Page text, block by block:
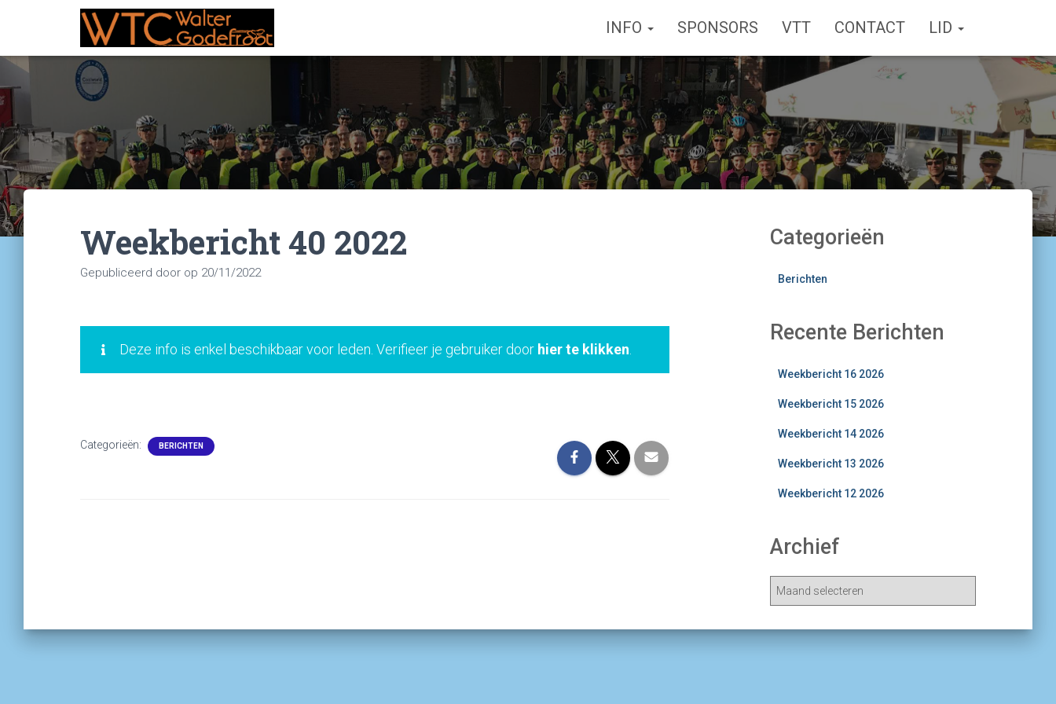
INFO SPONSORS VTT CONTACT LID
Weekbericht 40 2022
Gepubliceerd door op 20/11/2022
Deze info is enkel beschikbaar voor leden. Verifieer je gebruiker door hier te klikken
Categorieën: BERICHTEN
Categorieën
Berichten
Recente Berichten
Weekbericht 16 2026
Weekbericht 15 2026
Weekbericht 14 2026
Weekbericht 13 2026
Weekbericht 12 2026
Archief
h